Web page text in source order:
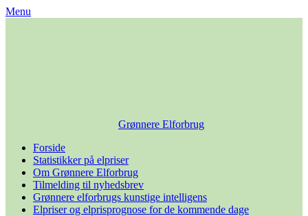
Skip
Menu
Grønnere Elforbrug
Forside
Statistikker på elpriser
Om Grønnere Elforbrug
Tilmelding til nyhedsbrev
Grønnere elforbrugs kunstige intelligens
Elpriser og elprisprognose for de kommende dage